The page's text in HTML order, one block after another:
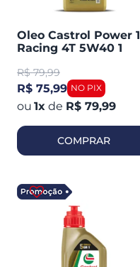
Oleo Castrol Power 1
Racing 4T 5W40 1
R$ 79,99
R$ 75,99
1x de R$ 79,99
COMPRAR